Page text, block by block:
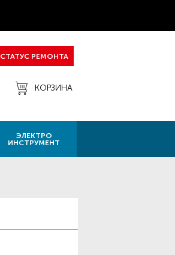
СТАТУС РЕМОНТА
КОРЗИНА
ЭЛЕКТРО
ИНСТРУМЕНТ